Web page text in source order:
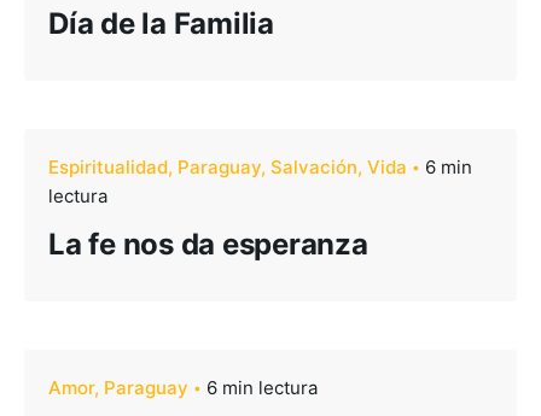
Día de la Familia
Espiritualidad Paraguay Salvación Vida
6 min
lectura
La fe nos da esperanza
Amor Paraguay 6 min lectura